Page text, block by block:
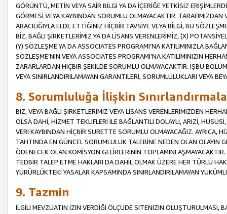
GÖRÜNTÜ, METİN VEYA SAİR BİLGİ YA DA İÇERİĞE YETKİSİZ
GÖRMESİ VEYA KAYBINDAN SORUMLU OLMAYACAKTIR.
ARACILIĞIYLA ELDE ETTİĞİNİZ HİÇBİR TAVSİYE VEYA BİLGİ, BU
BİZ, BAĞLI ŞİRKETLERİMİZ YA DA LİSANS VERENLERİMİZ, (X)
(Y) SÖZLEŞME YA DA ASSOCIATES PROGRAMI’NA KATILIMINIZLA
SÖZLEŞME’NİN VEYA ASSOCIATES PROGRAMI’NA KATILIMINIZIN
ZARARLARDAN HİÇBİR ŞEKİLDE SORUMLU OLMAYACAKTIR. İŞBU
VEYA SINIRLANDIRILAMAYAN GARANTİLERİ, SORUMLULUKLARI VEYA
8. Sorumluluğa İlişkin
BİZ, VEYA BAĞLI ŞİRKETLERİMİZ VEYA LİSANS VERENLERİMİZDEN
OLSA DAHİ, HİZMET TEKLİFLERİ İLE BAĞLANTILI DOLAYLI, ARIZİ,
VERİ KAYBINDAN HİÇBİR SURETTE SORUMLU OLMAYACAĞIZ. AYRICA,
TAHTINDA EN GÜNCEL SORUMLULUK TALEBİNE NEDEN OLAN OLAYIN
ÖDENECEK OLAN KOMİSYON GELİRLERİNİN TOPLAMINI
TEDBİR TALEP ETME HAKLARI DA DAHİL OLMAK ÜZERE HER TÜRLÜ
YÜRÜRLÜKTEKİ YASALAR KAPSAMINDA SINIRLANDIRILAMAYAN
9. Tazmin
İLGİLİ MEVZUATIN İZİN VERDİĞİ ÖLÇÜDE SİTENİZİN OLUŞTURULMASI,